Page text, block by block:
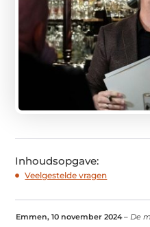
Inhoudsopgave:
Veelgestelde vragen
Emmen, 10 november 2024–De